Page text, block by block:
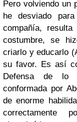
Pero volviendo un
he desviado
compañía,
costumbre, se
criarlo y educarlo
su favor. Es así
Defensa de lo
conformada por
de enorme
correctamente